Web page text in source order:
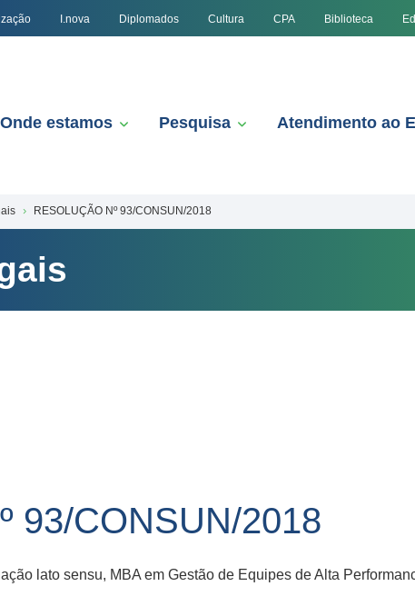
I.nova Diplomados Cultura CPA Biblioteca
Onde estamos Pesquisa Atendimento ao
RESOLUÇÃO Nº 93/CONSUN/2018
93/CONSUN/2018
lato sensu, MBA em Gestão de Equipes de Alta